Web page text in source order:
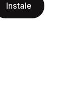
Instale